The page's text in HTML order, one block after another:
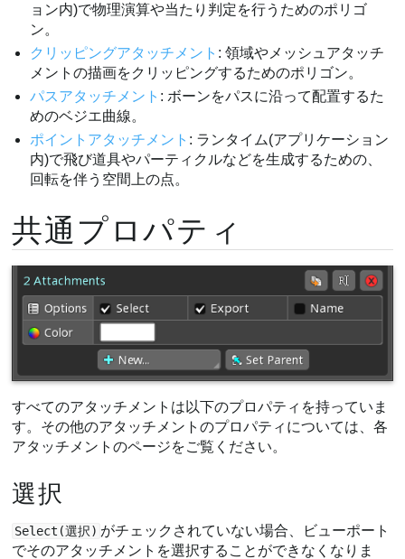
ョン内)で物理演算や当たり判定を行うためのポリゴ
ン。
クリッピングアタッチメント : 領域やメッシュアタッチ
メントの描画をクリッピングするためのポリゴン。
パスアタッチメント : ボーンをパスに沿って配置するた
めのベジエ曲線。
ポイントアタッチメント : ランタイム(アプリケーション
内)で飛び道具やパーティクルなどを生成するための、
回転を伴う空間上の点。
共通プロパティ
すべてのアタッチメントは以下のプロパティを持っていま
す。その他のアタッチメントのプロパティについては、各
アタッチメントのページをご覧ください。
選択
Select(選択) がチェックされていない場合、ビューポート
でそのアタッチメントを選択することができなくなりま